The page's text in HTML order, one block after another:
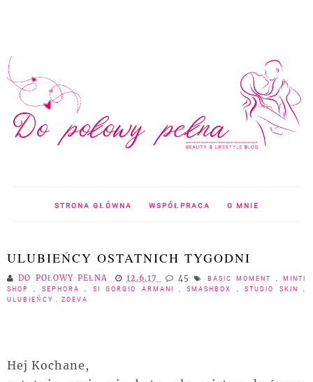
STRONA GŁÓWNA WSPÓŁPRACA O MNIE
ULUBIEŃCY OSTATNICH TYGODNI
DO POŁOWY PEŁNA 12.6.17 45 BASIC MOMENT
MINTI
SHOP
SEPHORA SI GORGIO ARMANI ,SMASHBOX ,STUDIO SKIN
ULUBIEŃCY
ZOEVA
Hej Kochane,